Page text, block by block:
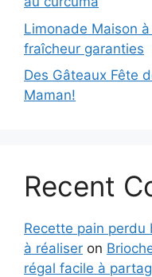
Limonade Maison
fraîcheur garanties
Des Gâteaux Fête
Maman!
Recent
Recette pain
à réaliser on
régal facile à